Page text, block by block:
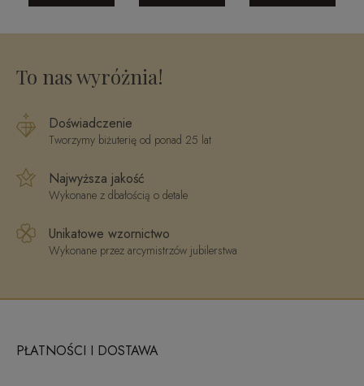
RR46093RBY
0,11 ct
To nas wyróżnia!
Doświadczenie
Tworzymy biżuterię od ponad 25 lat
Najwyższa jakość
Wykonane z dbałością o detale
Unikatowe wzornictwo
Wykonane przez arcymistrzów jubilerstwa
PŁATNOŚCI I DOSTAWA